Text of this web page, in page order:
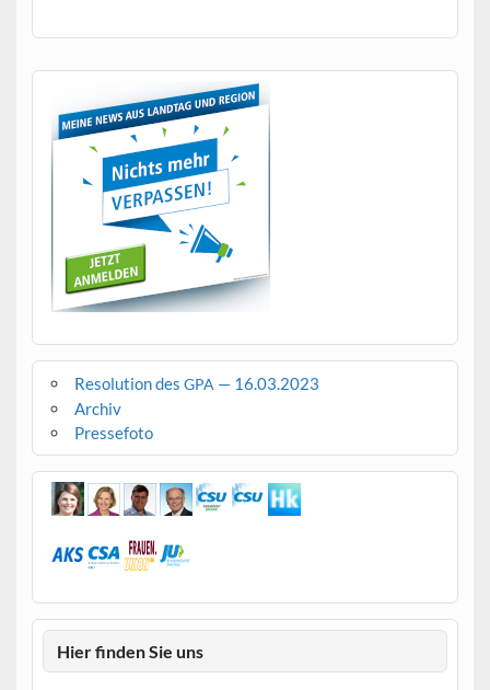
Resolution des GPA — 16.03.2023
Archiv
Pressefoto
Hier finden Sie uns